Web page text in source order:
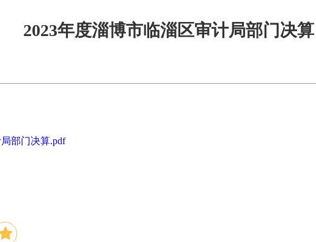
2023年度淄博市临淄区审计局部门决算
部门决算.pdf